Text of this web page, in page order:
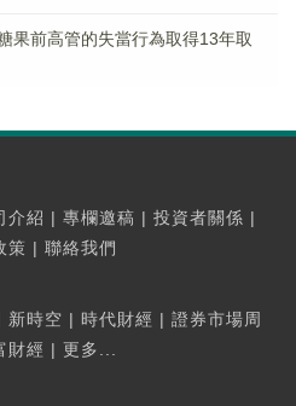
果前高管的失當行為取得13年取
介紹 | 專欄邀稿 | 投資者關係 |
策 | 聯絡我們
新時空 | 時代財經 | 證券市場周
財經 | 更多...